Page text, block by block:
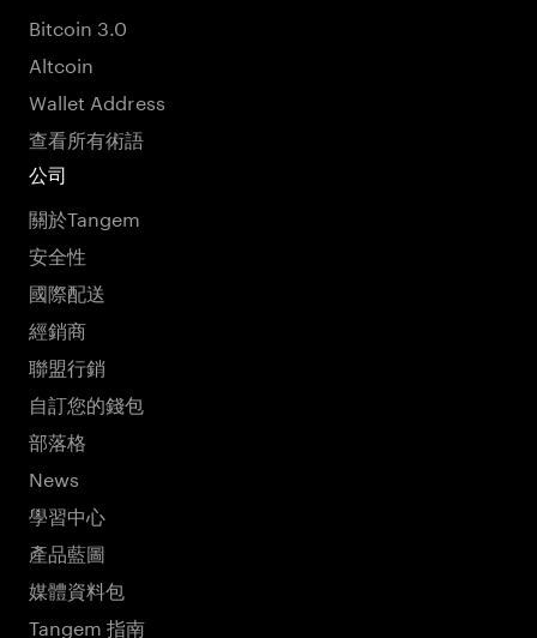
Bitcoin 3.0
Altcoin
Wallet Address
查看所有術語
公司
關於Tangem
安全性
國際配送
經銷商
聯盟行銷
自訂您的錢包
部落格
News
學習中心
產品藍圖
媒體資料包
Tangem 指南